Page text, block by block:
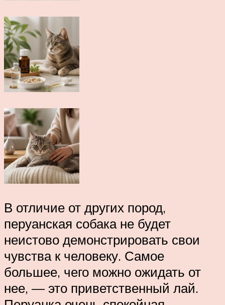
В отличие от других пород,
перуанская собака не будет
неистово демонстрировать свои
чувства к человеку. Самое
большее, чего можно ожидать от
нее, — это приветственный лай.